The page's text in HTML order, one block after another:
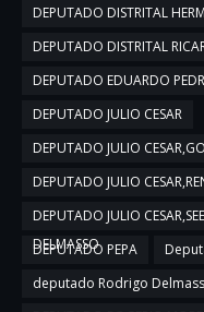
DEPUTADO DISTRITAL
DEPUTADO DISTRITAL
DEPUTADO EDUARDO
DEPUTADO JULIO CESAR
DEPUTADO JULIO
DEPUTADO JULIO
DEPUTADO JULIO
DELMASSO
DEPUTADO PEPA
deputado Rodrigo